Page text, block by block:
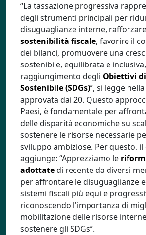
“La tassazione progressiva
degli strumenti principali per
disuguaglianze interne,
sostenibilità fiscale, favorire il
dei bilanci, promuovere una
sostenibile, equilibrata e
raggiungimento degli Obiettivi
Sostenibile (SDGs)”, si legge
approvata dai 20. Questo
Paesi, è fondamentale per
delle disparità economiche su
sostenere le risorse necessarie
sviluppo ambiziose. Per questo,
aggiunge: “Apprezziamo le
adottatedi recente da diversi
per affrontare le disuguaglianze
sistemi fiscali più equi e
riconoscendo l'importanza di
mobilitazione delle risorse
sostenere gli SDGs”.